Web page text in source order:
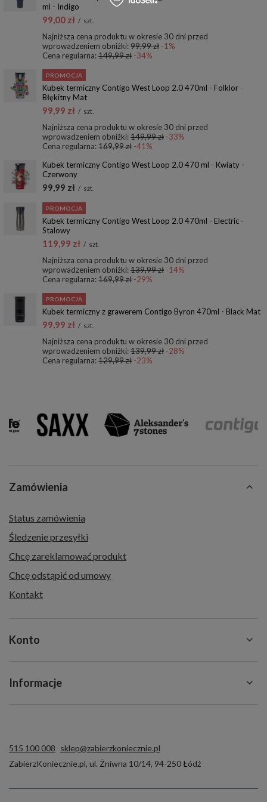
ml - Indigo
99,00 zł / szt.
Najniższa cena produktu w okresie 30 dni przed
wprowadzeniem obniżki:99,99 zł -1%
Cena regularna:149,99 zł -34%
PROMOCJA
Kubek termiczny Contigo West Loop 2.0 470ml - Folklor -
Błękitny Mat
99,99 zł / szt.
Najniższa cena produktu w okresie 30 dni przed
wprowadzeniem obniżki:149,99 zł -33%
Cena regularna:169,99 zł -41%
Kubek termiczny Contigo West Loop 2.0 470 ml - Kwiaty -
Czerwony
99,99 zł / szt.
PROMOCJA
Kubek termiczny Contigo West Loop 2.0 470ml - Electric -
Stalowy
119,99 zł / szt.
Najniższa cena produktu w okresie 30 dni przed
wprowadzeniem obniżki:139,99 zł -14%
Cena regularna:169,99 zł -29%
PROMOCJA
Kubek termiczny z grawerem Contigo Byron 470ml - Black Mat
99,99 zł / szt.
Najniższa cena produktu w okresie 30 dni przed
wprowadzeniem obniżki:139,99 zł -28%
Cena regularna:129,99 zł -23%
Zamówienia
Status zamówienia
Śledzenie przesyłki
Chcę zareklamować produkt
Chcę odstąpić od umowy
Kontakt
Konto
Informacje
515 100 008 sklep@zabierzkoniecznie.pl
ZabierzKoniecznie.pl, ul. Żniwna 10/14, 94-250Łódź